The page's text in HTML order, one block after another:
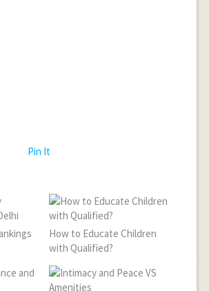
Pin It
How to Educate Children
with Qualified?